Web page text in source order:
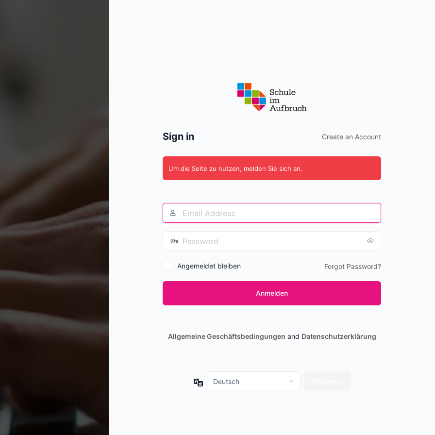
Sign in Create an Account
Um die Seite zu nutzen, melden Sie sich an.
Angemeldet bleiben Forgot Password?
Allgemeine Geschäftsbedingungen and Datenschutzerklärung
Sprache